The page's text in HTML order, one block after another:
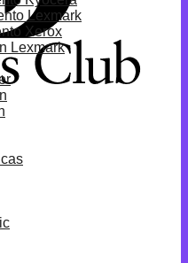
Lexmark
Xerox
Lexmark